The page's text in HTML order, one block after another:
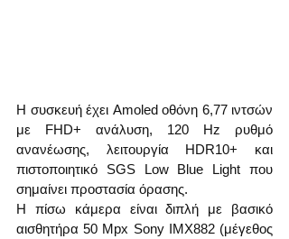
Η συσκευή έχει Amoled οθόνη 6,77 ιντσών
με FHD+ ανάλυση, 120 Hz ρυθμό
ανανέωσης, λειτουργία HDR10+ και
πιστοποιητικό SGS Low Blue Light που
σημαίνει προστασία όρασης.
Η πίσω κάμερα είναι διπλή με βασικό
αισθητήρα 50 Mpx Sony IMX882 (μέγεθος